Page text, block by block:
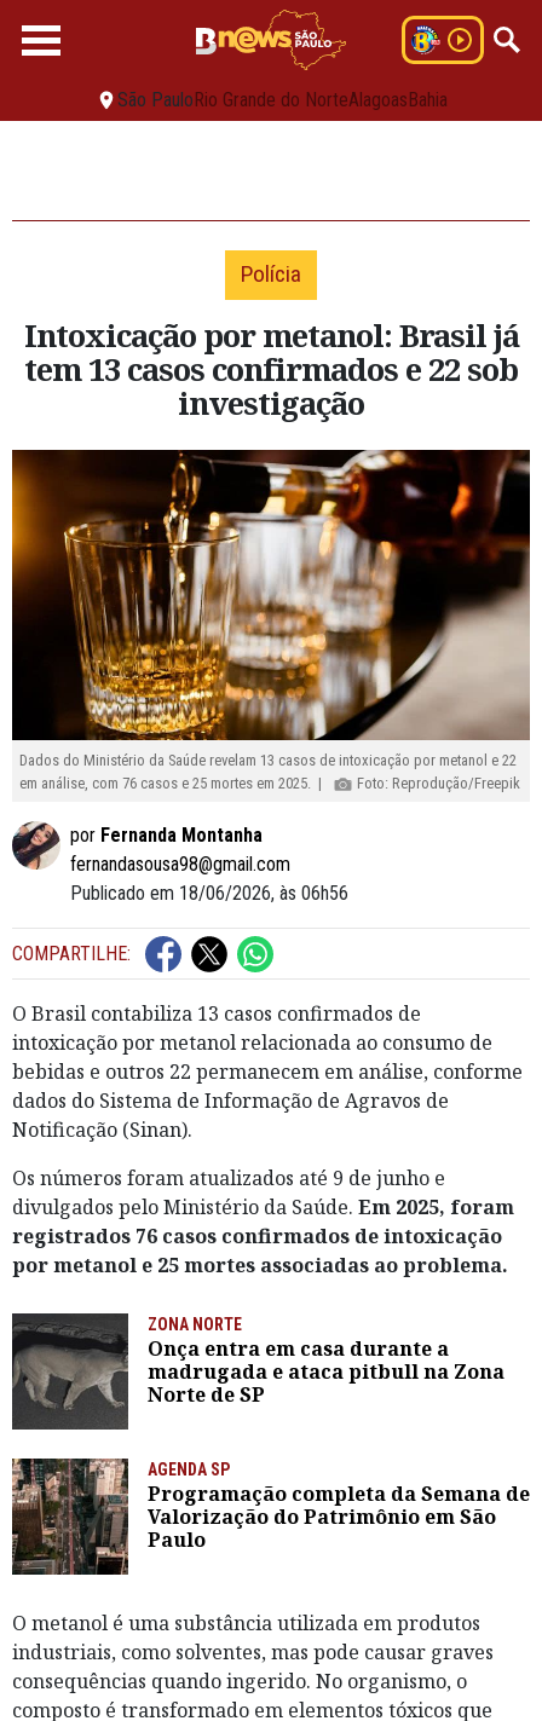
São PauloRio Grande do NorteAlagoasBahia
Polícia
Intoxicação por metanol: Brasil já
tem 13 casos confirmados e 22 sob
investigação
Dados do Ministério da Saúde revelam 13 casos de intoxicação por metanol e 22
em análise, com 76 casos e 25 mortes em 2025. |
Foto: Reprodução/Freepik
por Fernanda Montanha
fernandasousa98@gmail.com
Publicado em 18/06/2026, às 06h56
COMPARTILHE:
O Brasil contabiliza 13 casos confirmados de
intoxicação por metanol relacionada ao consumo de
bebidas e outros 22 permanecem em análise, conforme
dados do Sistema de Informação de Agravos de
Notificação (Sinan).
Os números foram atualizados até 9 de junho e
divulgados pelo Ministério da Saúde. Em 2025, foram
registrados 76 casos confirmados de intoxicação
por metanol e 25 mortes associadas ao problema.
ZONA NORTE
Onça entra em casa durante a
madrugada e ataca pitbull na Zona
Norte de SP
AGENDA SP
Programação completa da Semana de
Valorização do Patrimônio em São
Paulo
O metanol é uma substância utilizada em produtos
industriais, como solventes, mas pode causar graves
consequências quando ingerido. No organismo, o
composto é transformado em elementos tóxicos que